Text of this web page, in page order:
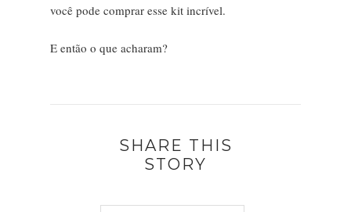
você pode comprar esse kit incrível.
E então o que acharam?
SHARE THIS
STORY